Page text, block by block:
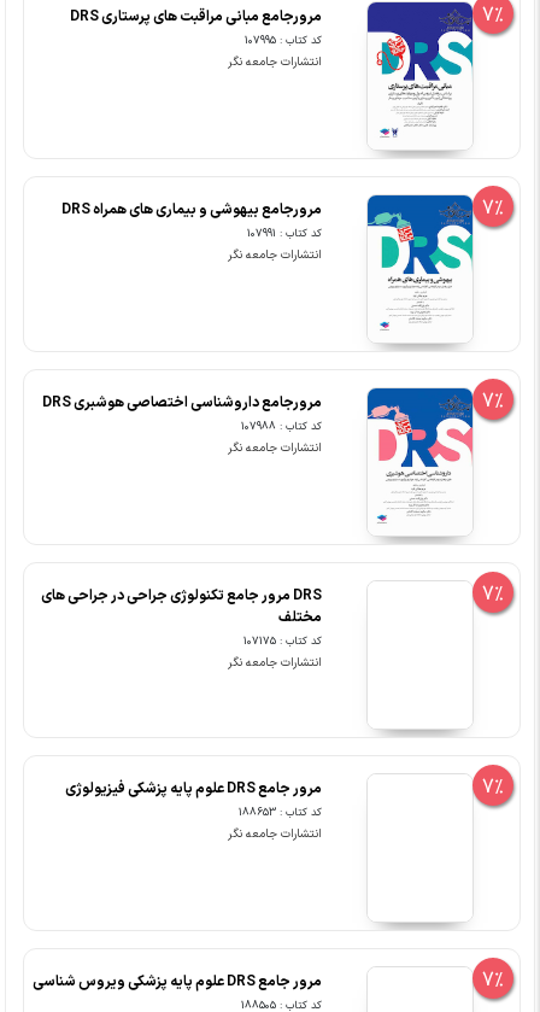
7% مرورجامع مبانی مراقبت های پرستاری DRS
کد کتاب : 107995
انتشارات جامعه نگر
7% مرورجامع بیهوشی و بیماری های همراه DRS
کد کتاب : 107991
انتشارات جامعه نگر
7% مرورجامع داروشناسی اختصاصی هوشبری DRS
کد کتاب : 107988
انتشارات جامعه نگر
7%
DRS مرور جامع تکنولوژی جراحی در جراحی های
مختلف
کد کتاب : 107175
انتشارات جامعه نگر
7% مرور جامع DRS علوم پایه پزشکی فیزیولوژی
کد کتاب : 188653
انتشارات جامعه نگر
7% مرور جامع DRS علوم پایه پزشکی ویروس شناسی
کد کتاب : 188505